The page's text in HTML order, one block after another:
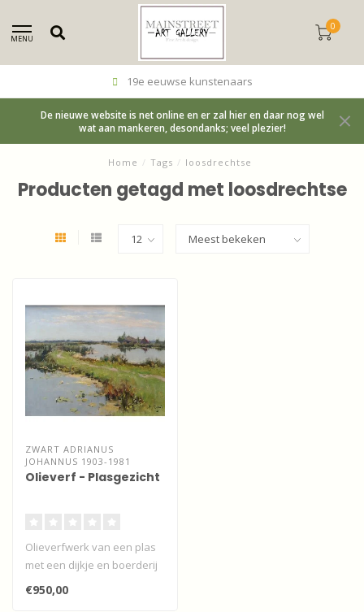
MENU
0
19e eeuwse kunstenaars
De nieuwe website is net online en er zal hier en daar nog wel
wat aan mankeren, desondanks; veel plezier!
Home / Tags / loosdrechtse
Producten getagd met loosdrechtse
ZWART ADRIANUS
JOHANNUS 1903-1981
Olieverf - Plasgezicht
Olieverfwerk van een plas
met een dijkje en boerderij
door A. J. Zwart...
€950,00